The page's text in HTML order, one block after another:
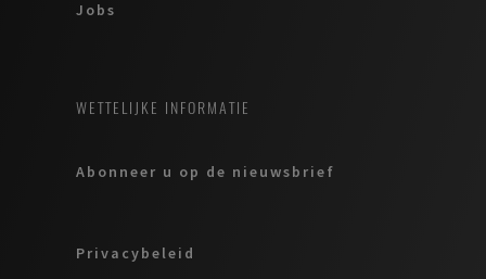
Jobs
WETTELIJKE INFORMATIE
Abonneer u op de nieuwsbrief
Privacybeleid